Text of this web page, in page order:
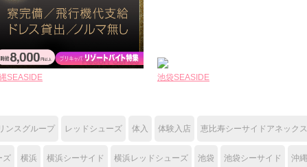
SEASIDE 池袋SEASIDE
ンスグループ レッドシューズ 体入 体験入店 恵比寿シーサイドアネックス
ズ 横浜 横浜シーサイド 横浜レッドシューズ 池袋 池袋シーサイド 沖縄